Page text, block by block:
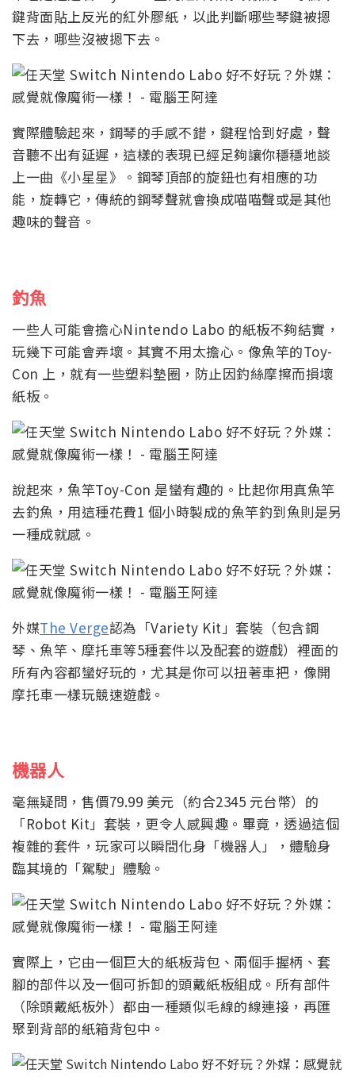
鍵背面貼上反光的紅外膠紙，以此判斷哪些琴鍵被摁
下去，哪些沒被摁下去。
實際體驗起來，鋼琴的手感不錯，鍵程恰到好處，聲
音聽不出有延遲，這樣的表現已經足夠讓你穩穩地談
上一曲《小星星》。鋼琴頂部的旋鈕也有相應的功
能，旋轉它，傳統的鋼琴聲就會換成喵喵聲或是其他
趣味的聲音。
釣魚
一些人可能會擔心Nintendo Labo 的紙板不夠結實，
玩幾下可能會弄壞。其實不用太擔心。像魚竿的Toy-
Con 上，就有一些塑料墊圈，防止因釣絲摩擦而損壞
紙板。
說起來，魚竿Toy-Con 是蠻有趣的。比起你用真魚竿
去釣魚，用這種花費1 個小時製成的魚竿釣到魚則是另
一種成就感。
外媒The Verge認為「Variety Kit」套裝（包含鋼
琴、魚竿、摩托車等5種套件以及配套的遊戲）裡面的
所有內容都蠻好玩的，尤其是你可以扭著車把，像開
摩托車一樣玩競速遊戲。
機器人
毫無疑問，售價79.99 美元（約合2345 元台幣）的
「Robot Kit」套裝，更令人感興趣。畢竟，透過這個
複雜的套件，玩家可以瞬間化身「機器人」，體驗身
臨其境的「駕駛」體驗。
實際上，它由一個巨大的紙板背包、兩個手握柄、套
腳的部件以及一個可拆卸的頭戴紙板組成。所有部件
（除頭戴紙板外）都由一種類似毛線的線連接，再匯
聚到背部的紙箱背包中。